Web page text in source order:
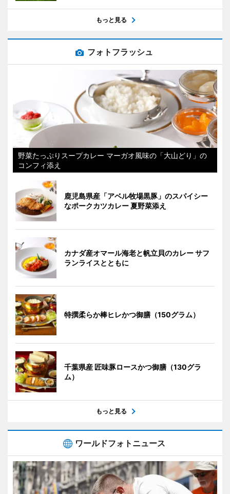
もっと見る
フォトフラッシュ
野菜たっぷりスープカレー マーガオ風味の「大山どり」の
コンフィ添え
鹿児島県産「アベル牧場黒豚」のスパイシー
なポークカツカレー 夏野菜添え
カナダ産オマール海老と帆立貝のカレー サフ
ランライスとともに
特撰柔らか棒ヒレかつ御膳（150グラム）
千葉県産 匠味豚ロースかつ御膳（130グラ
ム）
もっと見る
ワールドフォトニュース